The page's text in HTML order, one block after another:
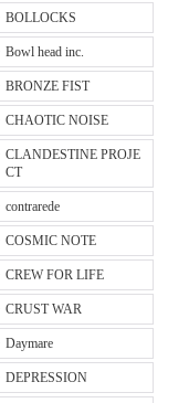
BOLLOCKS
Bowl head inc.
BRONZE FIST
CHAOTIC NOISE
CLANDESTINE PROJE
CT
contrarede
COSMIC NOTE
CREW FOR LIFE
CRUST WAR
Daymare
DEPRESSION